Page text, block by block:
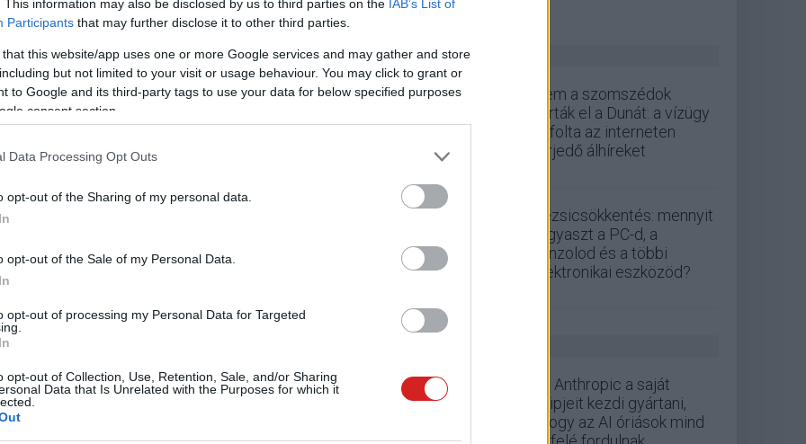
This information may also be disclosed by us to third parties on the IAB’s List of
Participants that may further disclose it to other third parties.
that this website/app uses one or more Google services and may gather and store
but not limited to your visit or usage behaviour. You may click to grant or
to Google and its third-party tags to use your data for below specified purposes
consent section.
Data Processing Opt Outs
opt-out of the Sharing of my personal data.
opt-out of the Sale of my Personal Data.
opt-out of processing my Personal Data for Targeted
opt-out of Collection, Use, Retention, Sale, and/or Sharing
Data that Is Unrelated with the Purposes for which it
ZÖLD PÁLYA
Nem a szomszédok
zárták el a Dunát: a vízügy
cáfolta az interneten
terjedő álhíreket
Rezsicsökkentés: mennyit
fogyaszt a PC-d, a
konzolod és a többi
elektronikai eszközöd?
Az Anthropic a saját
chipjeit kezdi gyártani,
ahogy az AI óriások mind